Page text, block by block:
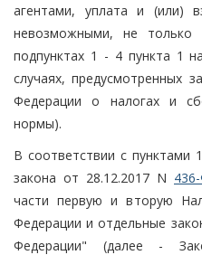
агентами, уплата и (или)
невозможными, не только
подпунктах 1 - 4 пункта 1
случаях, предусмотренных
Федерации о налогах и
нормы).
В соответствии с пунктами
закона от 28.12.2017 N
части первую и вторую
Федерации и отдельные
Федерации" (далее -